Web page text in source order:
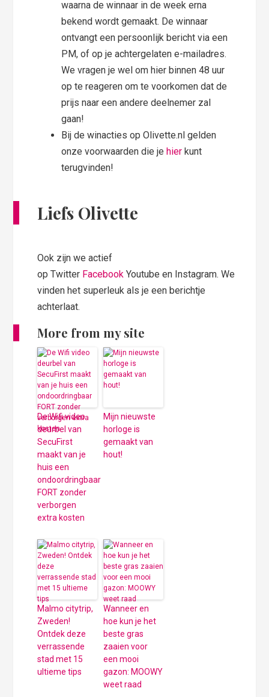
waarna de winnaar in de week erna
bekend wordt gemaakt. De winnaar
ontvangt een persoonlijk bericht via een
PM, of op je achtergelaten e-mailadres.
We vragen je wel om hier binnen 48 uur
op te reageren om te voorkomen dat de
prijs naar een andere deelnemer zal
gaan!
Bij de winacties op Olivette.nl gelden
onze voorwaarden die je hier kunt
terugvinden!
Liefs Olivette
Ook zijn we actief
op Twitter Facebook Youtube en Instagram. We
vinden het superleuk als je een berichtje
achterlaat.
More from my site
De Wifi video
deurbel van
SecuFirst
maakt van je
huis een
ondoordringbaar
FORT zonder
verborgen
extra kosten
Mijn nieuwste
horloge is
gemaakt van
hout!
Malmo citytrip,
Zweden!
Ontdek deze
verrassende
stad met 15
ultieme tips
Wanneer en
hoe kun je het
beste gras
zaaien voor
een mooi
gazon: MOOWY
weet raad